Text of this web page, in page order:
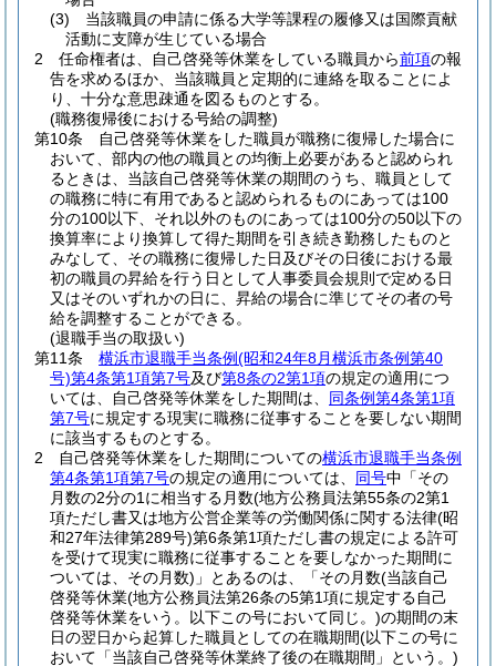
(3)
当該職員の申請に係る大学等課程の履修又は国際貢献
活動に支障が生じている場合
2
任命権者は、自己啓発等休業をしている職員から前項の報
告を求めるほか、当該職員と定期的に連絡を取ることによ
り、十分な意思疎通を図るものとする。
(職務復帰後における号給の調整)
第10条
自己啓発等休業をした職員が職務に復帰した場合に
おいて、部内の他の職員との均衡上必要があると認められ
るときは、当該自己啓発等休業の期間のうち、職員として
の職務に特に有用であると認められるものにあっては100
分の100以下、それ以外のものにあっては100分の50以下の
換算率により換算して得た期間を引き続き勤務したものと
みなして、その職務に復帰した日及びその日後における最
初の職員の昇給を行う日として人事委員会規則で定める日
又はそのいずれかの日に、昇給の場合に準じてその者の号
給を調整することができる。
(退職手当の取扱い)
第11条
横浜市退職手当条例(昭和24年8月横浜市条例第40
号)第4条第1項第7号及び第8条の2第1項の規定の適用につ
いては、自己啓発等休業をした期間は、 同条例第4条第1項
第7号に規定する現実に職務に従事することを要しない期間
に該当するものとする。
2
自己啓発等休業をした期間についての横浜市退職手当条例
第4条第1項第7号の規定の適用については、 同号中「その
月数の2分の1に相当する月数(地方公務員法第55条の2第1
項ただし書又は地方公営企業等の労働関係に関する法律(昭
和27年法律第289号)第6条第1項ただし書の規定による許可
を受けて現実に職務に従事することを要しなかった期間に
ついては、その月数) 」とあるのは、「その月数(当該自己
啓発等休業(地方公務員法第26条の5第1項に規定する自己
啓発等休業をいう。以下この号において同じ。)の期間の末
日の翌日から起算した職員としての在職期間(以下この号に
おいて「当該自己啓発等休業終了後の在職期間」という。)